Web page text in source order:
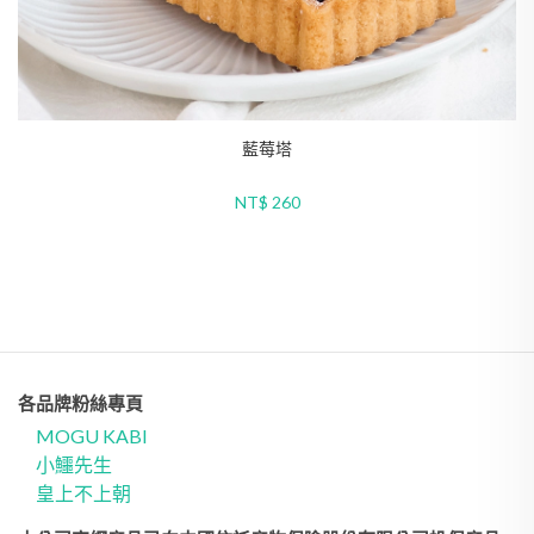
巧克力覆盆子塔
NT$ 230
各品牌粉絲專頁
MOGU KABI
小鱷先生
皇上不上朝